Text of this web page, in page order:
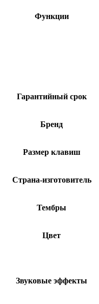
Функции
Гарантийный срок
Бренд
Размер клавиш
Страна-изготовитель
Тембры
Цвет
Звуковые эффекты